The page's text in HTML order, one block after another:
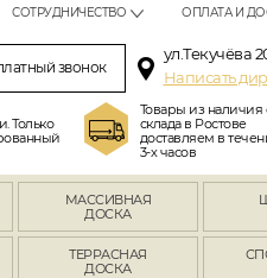
СОТРУДНИЧЕСТВО ОПЛАТА И
звонок
ул.Текучёва
Написать
Только
Товары из наличия
склада в Ростове
доставляем в
3-х часов
МАССИВНАЯ
ДОСКА
ТЕРРАСНАЯ
ДОСКА